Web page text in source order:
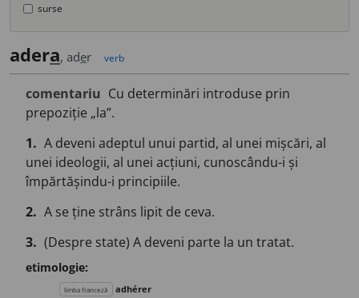
surse
adera, ader verb
comentariu Cu determinări introduse prin
prepoziție „la”.
1. A deveni adeptul unui partid, al unei mișcări, al
unei ideologii, al unei acțiuni, cunoscându-i și
împărtășindu-i principiile.
2. A se ține strâns lipit de ceva.
3. (Despre state) A deveni parte la un tratat.
etimologie:
limba franceză adhérer